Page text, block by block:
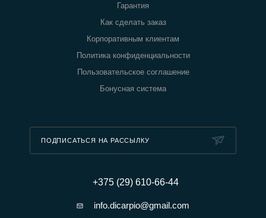
Гарантия
Как сделать заказ
Корпоративным клиентам
Политика конфиденциальности
Пользовательское соглашение
Бонусная система
ПОДПИСАТЬСЯ НА РАССЫЛКУ
+375 (29) 610-66-44
info.dicarpio@gmail.com